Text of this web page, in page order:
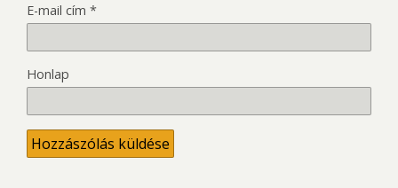
E-mail cím *
Honlap